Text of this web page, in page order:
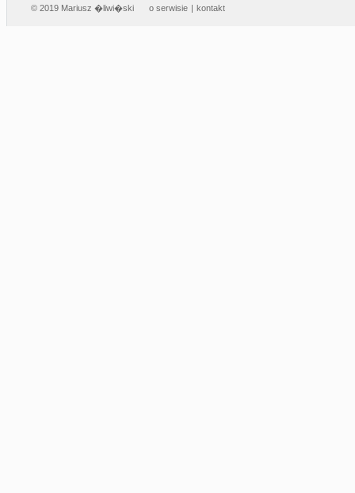
© 2019 Mariusz �liwi�ski o serwisie | kontakt